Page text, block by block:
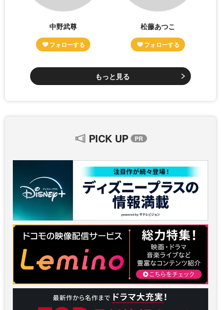
中野武尊 松藤あつこ
もっと見る
PICK UP